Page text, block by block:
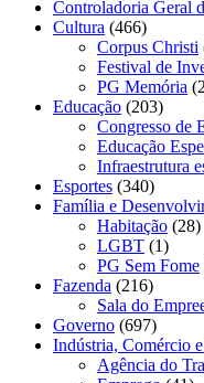
Controladoria Geral
Cultura (466)
Corpus Christi
Festival de
PG Memória
Educação (203)
Congresso de
Educação
Infraestrutura
Esportes (340)
Família e
Habitação (28)
LGBT (1)
PG Sem Fome
Fazenda (216)
Sala do
Governo (697)
Indústria, Comércio
Agência do